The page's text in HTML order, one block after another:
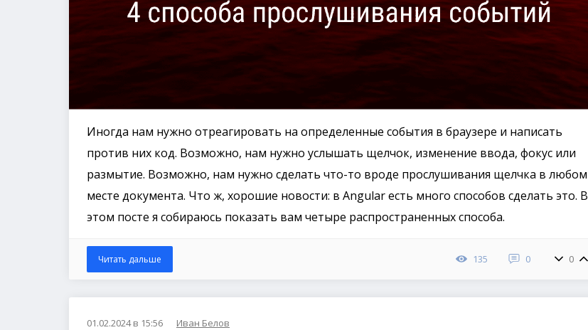
Иногда нам нужно отреагировать на определенные события в браузере и написать
против них код. Возможно, нам нужно услышать щелчок, изменение ввода, фокус или
размытие. Возможно, нам нужно сделать что-то вроде прослушивания щелчка в любом
месте документа. Что ж, хорошие новости: в Angular есть много способов сделать это. В
этом посте я собираюсь показать вам четыре распространенных способа.
135 0 0
Читать дальше
01.02.2024 в 15:56 Иван Белов